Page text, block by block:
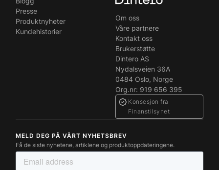
Presse
Produktnyheter
Kundehistorier
Om oss
Våre partnere
Kontakt oss
Brukerstøtte
Dintero AS
Nydalsveien 36A
0484 Oslo, Norge
Org.nr: 919 656 395
Konsesjon fra
Finanstilsynet
MELD DEG PÅ VÅRT NYHETSBREV
Få de siste nyhetene, artiklene og produktoppdateringene.